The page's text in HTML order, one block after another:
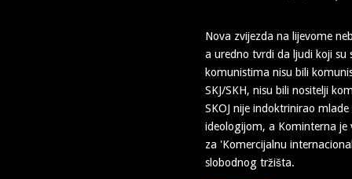
Nova zvijezda na lijevome
a uredno tvrdi da ljudi koji su
komunistima nisu bili
SKJ/SKH, nisu bili nositelji
SKOJ nije indoktrinirao
ideologijom, a Kominterna je
za 'Komercijalnu
slobodnog tržišta.